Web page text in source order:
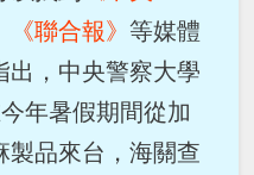
《聯合報》等媒體
出，中央警察大學
年暑假期間從加
製品來台，海關查